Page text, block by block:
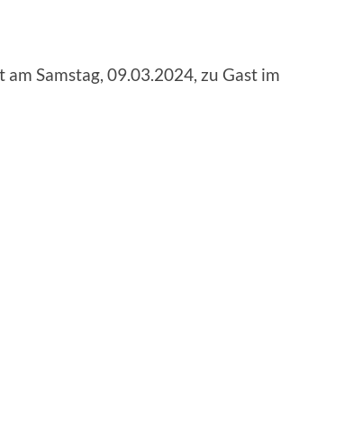
Samstag, 09.03.2024, zu Gast im